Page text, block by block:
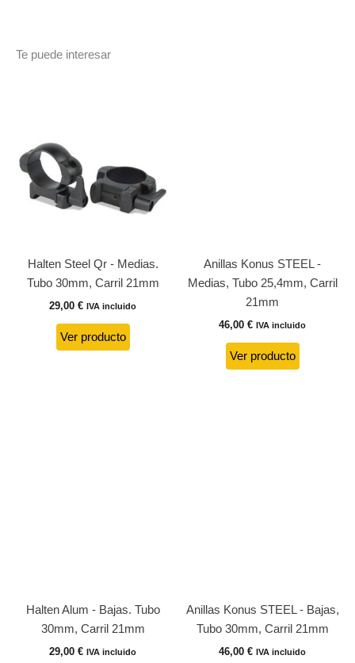
Te puede interesar
Halten Steel Qr - Medias.
Tubo 30mm, Carril 21mm
29,00 € IVA incluido
Ver producto
Anillas Konus STEEL -
Medias, Tubo 25,4mm, Carril
21mm
46,00 € IVA incluido
Ver producto
Halten Alum - Bajas. Tubo
30mm, Carril 21mm
29,00 € IVA incluido
Anillas Konus STEEL - Bajas,
Tubo 30mm, Carril 21mm
46,00 € IVA incluido